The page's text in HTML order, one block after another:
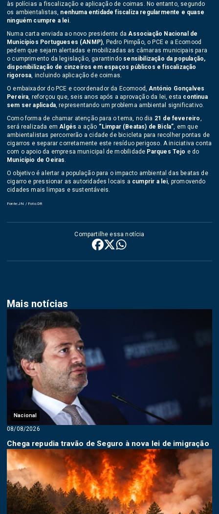
às polícias a fiscalização e aplicação de coimas. No entanto, segundo
os ambientalistas, nenhuma entidade fiscaliza regularmente e quase
ninguém cumpre a lei.
Numa carta enviada ao novo presidente daAssociação Nacional de
Municípios Portugueses (ANMP), Pedro Pimpão, o PCE e a Ecomood
pedem que sejam alertadas e mobilizadas as câmaras municipais para
o cumprimento da legislação, garantindo sensibilização da população,
disponibilização de cinzeiros em espaços públicos e fiscalização
rigorosa, incluindo aplicação de coimas.
O embaixador do PCE e coordenador da Ecomood,António Gonçalves
Pereira, reforçou que, seis anos após a aprovação da lei, esta continua
sem ser aplicada, representando um problema ambiental significativo.
Como forma de chamar atenção para o tema, no dia 21 de fevereiro,
será realizada emAlgés a ação “Limpar (Beatas) de Bicla”, em que
ambientalistas percorrerão a cidade de bicicleta para recolher pontas de
cigarros e separar corretamente este resíduo perigoso. A iniciativa conta
com o apoio da empresa municipal de mobilidade Parques Tejo e do
Município de Oeiras.
O objetivo é alertar a população para o impacto ambiental das beatas de
cigarro e pressionar as autoridades locais a cumprir a lei, promovendo
cidades mais limpas e sustentáveis.
Fonte:JN / Foto:DR
Compartilhe essa notícia
Mais notícias
Nacional
08/08/2026
Chega repudia travão de Seguro à nova lei de imigração